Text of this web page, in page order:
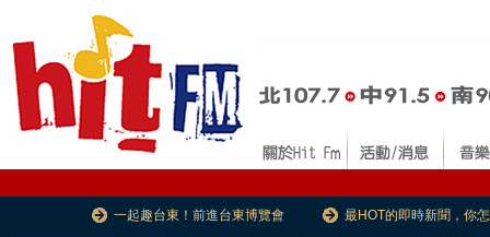
一起趣台東！前進台東博覽會 最HOT的即時新聞，你